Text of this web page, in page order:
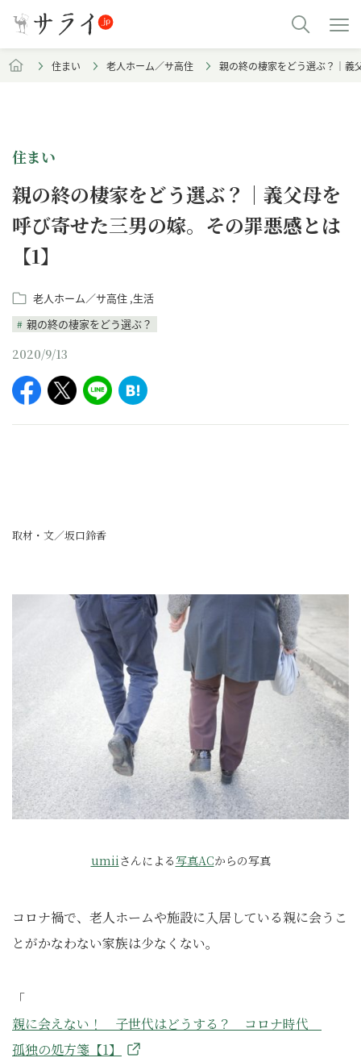
住まい 老人ホーム／サ高住 親の終の棲家をどう選ぶ？｜義
住まい
親の終の棲家をどう選ぶ？｜義父母を
呼び寄せた三男の嫁。その罪悪感とは
【1】
老人ホーム／サ高住 生活
親の終の棲家をどう選ぶ？
2020/9/13
取材・文／坂口鈴香
umiiさんによる写真ACからの写真
コロナ禍で、老人ホームや施設に入居している親に会うこ
とがかなわない家族は少なくない。
「
親に会えない！ 子世代はどうする？ コロナ時代
孤独の処方箋【1】